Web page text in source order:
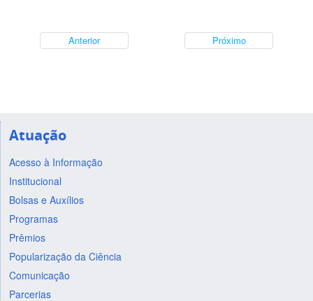
Anterior Próximo
Atuação
Acesso à Informação
Institucional
Bolsas e Auxílios
Programas
Prêmios
Popularização da Ciência
Comunicação
Parcerias